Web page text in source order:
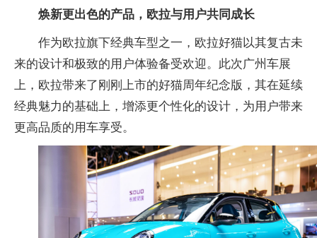
焕新更出色的产品，欧拉与用户共同成长
作为欧拉旗下经典车型之一，欧拉好猫以其复古未
来的设计和极致的用户体验备受欢迎。此次广州车展
上，欧拉带来了刚刚上市的好猫周年纪念版，其在延续
经典魅力的基础上，增添更个性化的设计，为用户带来
更高品质的用车享受。